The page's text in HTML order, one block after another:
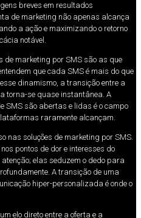
breves em resultados
de marketing não apenas alcança
a ação e maximizando o retorno
notável.
marketing por SMS são as que
que cada SMS é mais do que
dinamismo, a transição entre a
torna-se quase instantânea. A
SMS são abertas e lidas é o campo
raramente alcançam.
nas soluções de marketing por SMS.
pontos de dor e interesses do
elas seduzem o dedo para
A transição de uma
hiper-personalizada é onde o
elo direto entre a oferta e a